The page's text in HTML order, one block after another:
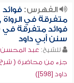
الفهرس:فوائد
متفرقة في الرواة ,
فوائد متفرقة
سنن أبي داود
للشيخ: عبد المحسن
جزء من محاضرة (
داود [598])